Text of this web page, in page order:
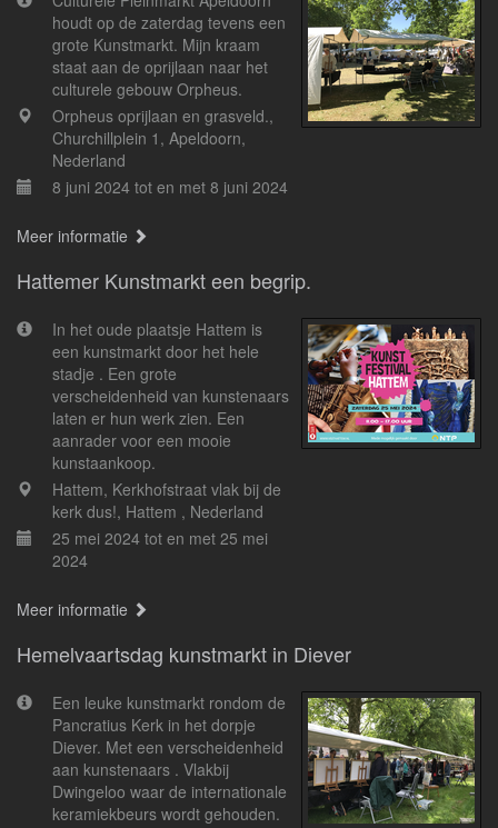
houdt op de zaterdag tevens een
grote Kunstmarkt. Mijn kraam
staat aan de oprijlaan naar het
culturele gebouw Orpheus.
Orpheus oprijlaan en grasveld.,
Churchillplein 1, Apeldoorn,
Nederland
8 juni 2024 tot en met 8 juni 2024
Meer informatie
Hattemer Kunstmarkt een begrip.
In het oude plaatsje Hattem is
een kunstmarkt door het hele
stadje . Een grote
verscheidenheid van kunstenaars
laten er hun werk zien. Een
aanrader voor een mooie
kunstaankoop.
Hattem, Kerkhofstraat vlak bij de
kerk dus!, Hattem , Nederland
25 mei 2024 tot en met 25 mei
2024
Meer informatie
Hemelvaartsdag kunstmarkt in Diever
Een leuke kunstmarkt rondom de
Pancratius Kerk in het dorpje
Diever. Met een verscheidenheid
aan kunstenaars . Vlakbij
Dwingeloo waar de internationale
keramiekbeurs wordt gehouden.